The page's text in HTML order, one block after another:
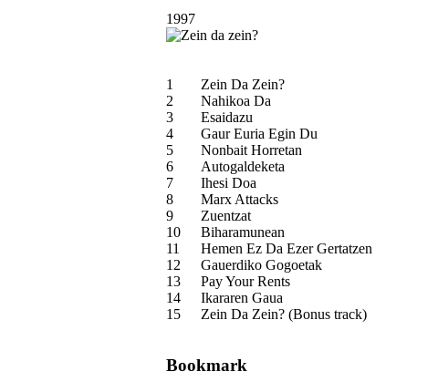
1997
1
Zein Da Zein?
2
Nahikoa Da
3
Esaidazu
4
Gaur Euria Egin Du
5
Nonbait Horretan
6
Autogaldeketa
7
Ihesi Doa
8
Marx Attacks
9
Zuentzat
10
Biharamunean
11
Hemen Ez Da Ezer Gertatzen
12
Gauerdiko Gogoetak
13
Pay Your Rents
14
Ikararen Gaua
15
Zein Da Zein? (Bonus track)
Bookmark